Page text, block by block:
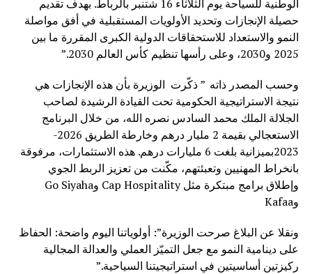
الوطنية للسياحة يوم الثلاثاء 16 شتنبر بالرباط. بهدف تقديم
حصيلة الإنجازات وتحديد الأولويات المستقبلية في أفق مواصلة
النمو والاستعداد للاستحقاقات الدولية الكبرى المقررة ما بين
2025 و2030، وعلى رأسها تنظيم كأس العالم 2030.”
وحسب المصدر ذاته ” ذكّرت الوزيرة بأن هذه الإنجازات هي
نتيجة الاستراتيجية الحكومية تحت القيادة الرشيدة لصاحب
الجلالة الملك محمد السادس نصره الله، من خلال البرنامج
الاستعجالي بقيمة 2 مليار درهم وخارطة الطريق 2026-
2023بميزانية بلغت 6 مليارات درهم. هذه الاستثمارات، مرفوقة
بانخراط المهنيين وتعبئتهم، مكّنت من تعزيز الربط الجوي
وإطلاق برامج مبتكرة مثل Cap Hospitality وGo Siyaha
وKafaa
ونقلا عن البلاغ صرحت الوزيرة”: أولوياتنا اليوم واضحة: الحفاظ
على دينامية النمو مع جعل التميّز العملي والعدالة المجالية
ركيزتين أساسيتين في استراتيجيتنا السياحية.”